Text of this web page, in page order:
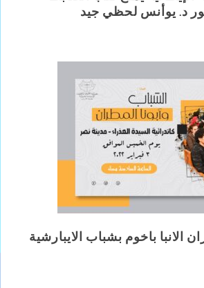
د. يوأنس لحظي جيد
الانبا باخوم بشباب الايبارشية